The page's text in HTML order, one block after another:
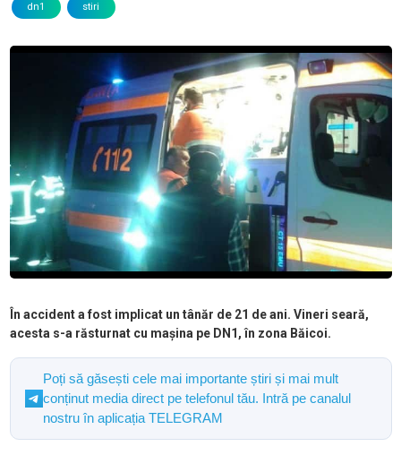
dn1 stiri
În accident a fost implicat un tânăr de 21 de ani. Vineri seară,
acesta s-a răsturnat cu mașina pe DN1, în zona Băicoi.
Poți să găsești cele mai importante știri și mai mult
conținut media direct pe telefonul tău. Intră pe canalul
nostru în aplicația TELEGRAM